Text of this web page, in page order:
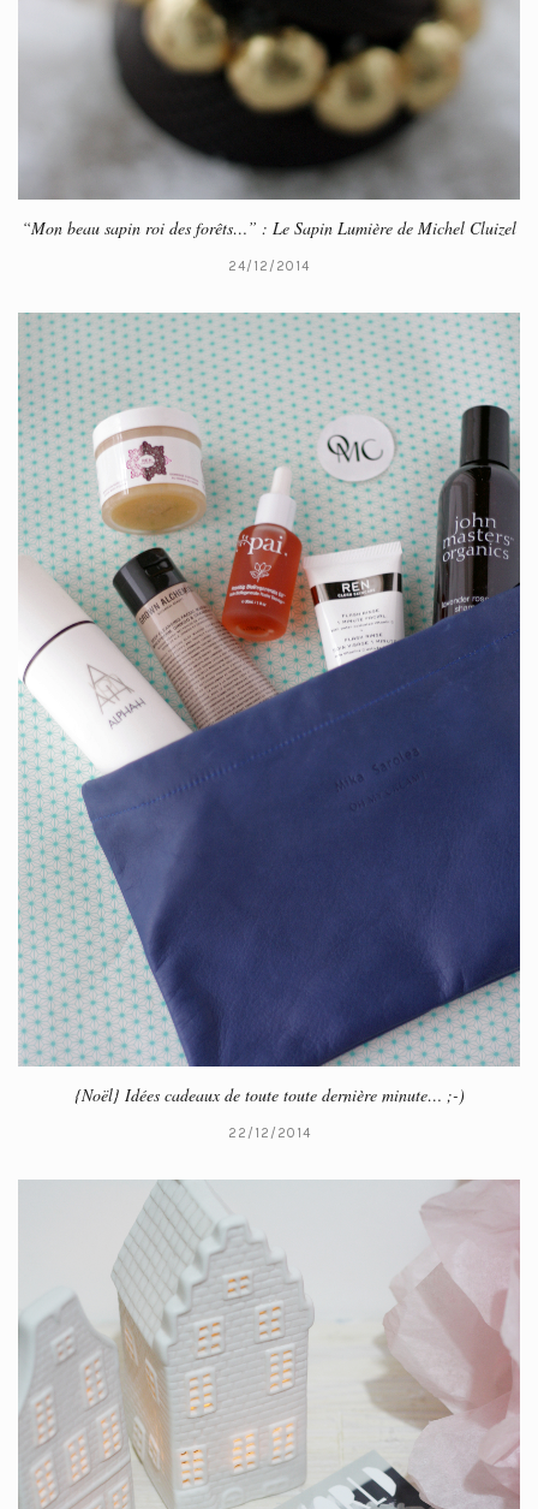
“Mon beau sapin roi des forêts…” : Le Sapin Lumière de Michel Cluizel
24/12/2014
{Noël} Idées cadeaux de toute toute dernière minute… ;-)
22/12/2014